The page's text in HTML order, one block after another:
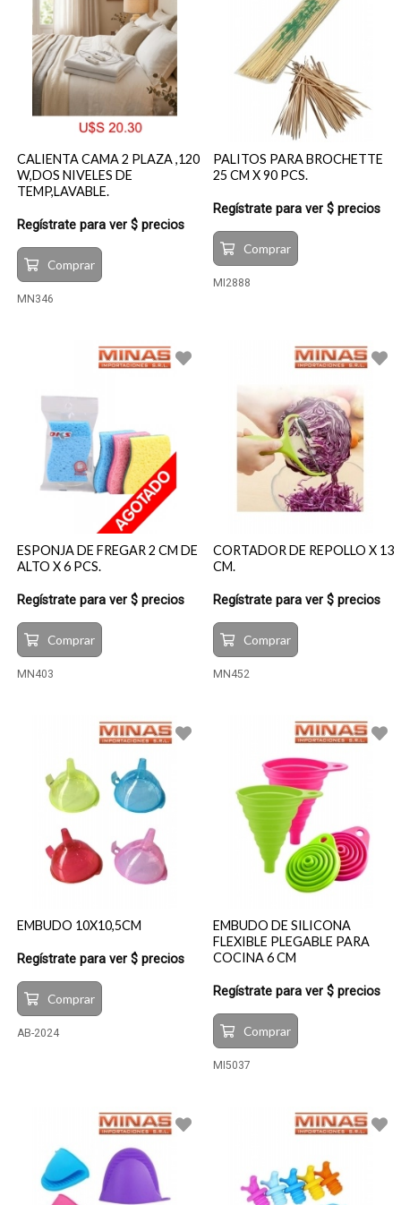
CALIENTA CAMA 2 PLAZA ,120
W,DOS NIVELES DE
TEMP,LAVABLE.
Regístrate para ver $ precios
Comprar
MN346
PALITOS PARA BROCHETTE
25 CM X 90 PCS.
Regístrate para ver $ precios
Comprar
MI2888
ESPONJA DE FREGAR 2 CM DE
ALTO X 6 PCS.
Regístrate para ver $ precios
Comprar
MN403
CORTADOR DE REPOLLO X 13
CM.
Regístrate para ver $ precios
Comprar
MN452
EMBUDO 10X10,5CM
Regístrate para ver $ precios
Comprar
AB-2024
EMBUDO DE SILICONA
FLEXIBLE PLEGABLE PARA
COCINA 6 CM
Regístrate para ver $ precios
Comprar
MI5037